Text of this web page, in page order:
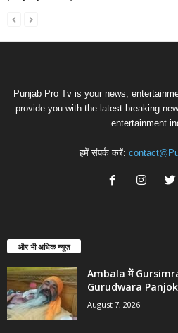
Punjab Pro Tv is your news,
provide you with the latest breaking
entertainment
हमें संपर्क करें:
और भी अधिक न्यूज़
Ambala में
Gurudwara
August 7, 2026